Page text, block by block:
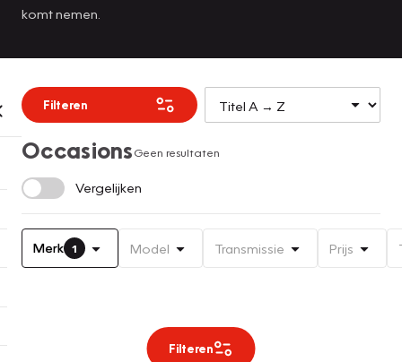
komt nemen.
Filteren
OccasionsGeen resultaten
Vergelijken
Merk 1 Model Transmissie Prijs
Filteren